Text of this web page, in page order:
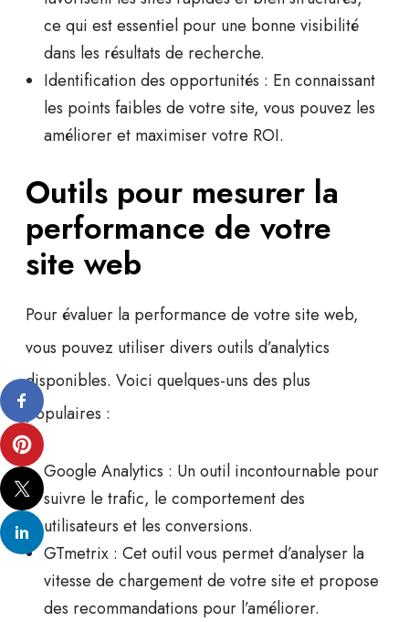
ce qui est essentiel pour une bonne visibilité
dans les résultats de recherche.
Identification des opportunités : En connaissant
les points faibles de votre site, vous pouvez les
améliorer et maximiser votre ROI.
Outils pour mesurer la
performance de votre
site web
Pour évaluer la performance de votre site web,
vous pouvez utiliser divers outils d’analytics
disponibles. Voici quelques-uns des plus
populaires :
Google Analytics : Un outil incontournable pour
suivre le trafic, le comportement des
utilisateurs et les conversions.
GTmetrix : Cet outil vous permet d’analyser la
vitesse de chargement de votre site et propose
des recommandations pour l’améliorer.